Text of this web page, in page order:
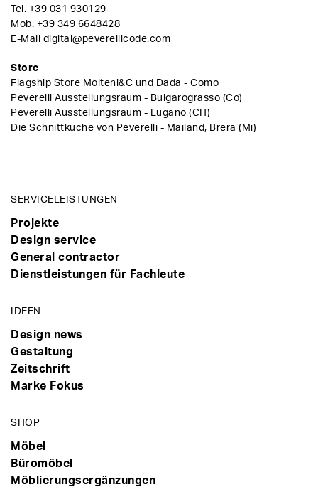
Tel. +39 031 930129
Mob. +39 349 6648428
E-Mail digital@peverellicode.com
Store
Flagship Store Molteni&C und Dada - Como
Peverelli Ausstellungsraum - Bulgarograsso (Co)
Peverelli Ausstellungsraum - Lugano (CH)
Die Schnittküche von Peverelli - Mailand, Brera (Mi)
SERVICELEISTUNGEN
Projekte
Design service
General contractor
Dienstleistungen für Fachleute
IDEEN
Design news
Gestaltung
Zeitschrift
Marke Fokus
SHOP
Möbel
Büromöbel
Möblierungsergänzungen